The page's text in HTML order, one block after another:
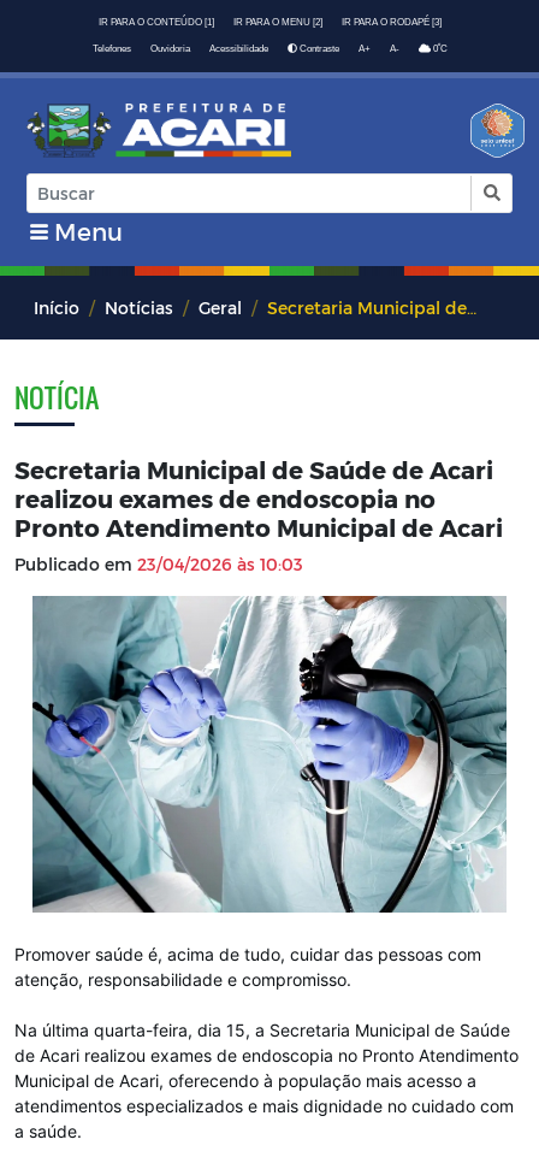
IR PARA O CONTEÚDO [1] IR PARA O MENU [2] IR PARA O RODAPÉ [3]
Telefones Ouvidoria Acessibilidade Contraste A+ A- 0ºC
Menu
Início Notícias Geral Secretaria Municipal de Saúde de Acari realizou exames de endoscopia no Pronto Atendimento Municipal de Acari
NOTÍCIA
Secretaria Municipal de Saúde de Acari
realizou exames de endoscopia no
Pronto Atendimento Municipal de Acari
Publicado em 23/04/2026 às 10:03
Promover saúde é, acima de tudo, cuidar das pessoas com
atenção, responsabilidade e compromisso.
Na última quarta-feira, dia 15, a Secretaria Municipal de Saúde
de Acari realizou exames de endoscopia no Pronto Atendimento
Municipal de Acari, oferecendo à população mais acesso a
atendimentos especializados e mais dignidade no cuidado com
a saúde.